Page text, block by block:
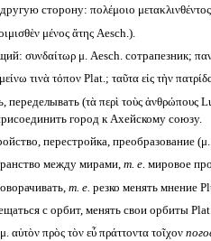
сторону: πολέμοιο
μένος ἄτης Aesch.).
συνδαίτωρ μ. Aesch. сотрапезник;
τινὰ τόπον Plat.; ταῦτα εἰς τὴν
переделывать (τὰ περὶ τοὺς
город к Ахейскому союзу.
перестройка, преобразование
между мирами,т. е. мировое
т. е. резко менять мнение
с орбит, менять свои орбиты
αὑτὸν πρὸς τὸν εὖ πράττοντα τοῖχον